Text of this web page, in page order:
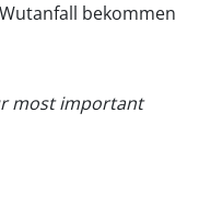
bekommen
most important